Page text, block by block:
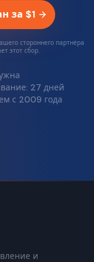
за $1
стороннего партнёра
этот сбор.
27 дней
с 2009 года
и